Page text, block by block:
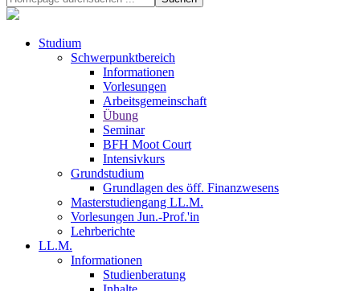
Studium
Schwerpunktbereich
Informationen
Vorlesungen
Arbeitsgemeinschaft
Übung
Seminar
BFH Moot Court
Intensivkurs
Grundstudium
Grundlagen des öff. Finanzwesens
Masterstudiengang LL.M.
Vorlesungen Jun.-Prof.'in
Lehrberichte
LL.M.
Informationen
Studienberatung